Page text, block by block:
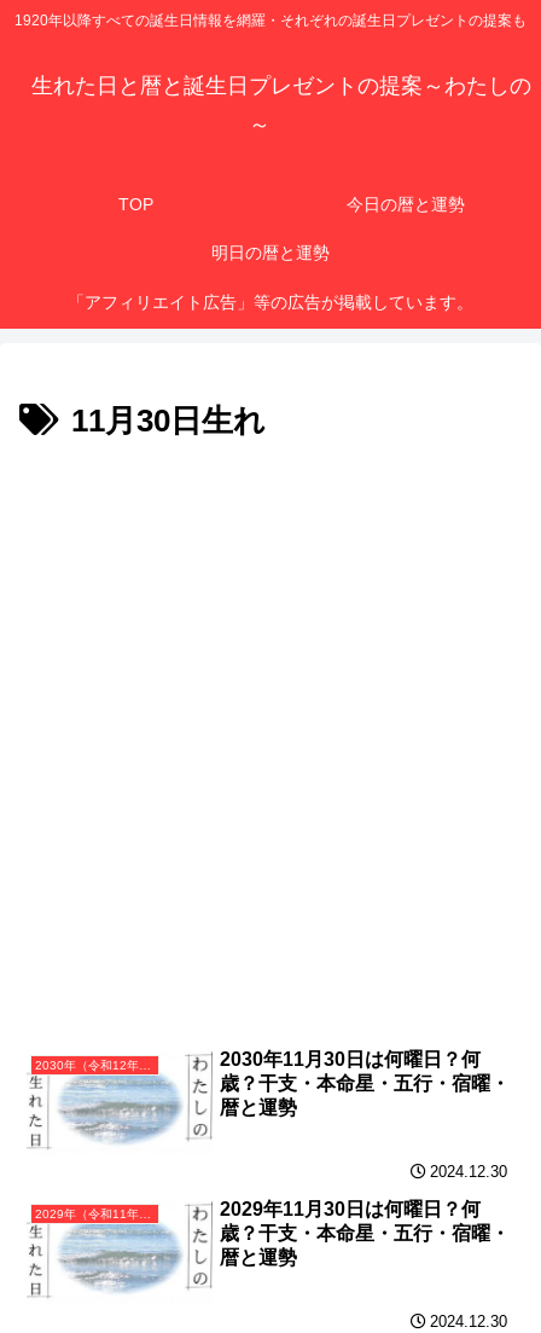
1920年以降すべての誕生日情報を網羅・それぞれの誕生日プレゼントの提案も
生れた日と暦と誕生日プレゼントの提案～わたしの
～
TOP 今日の暦と運勢
明日の暦と運勢
「アフィリエイト広告」等の広告が掲載しています。
11月30日生れ
2030年（令和12年）庚戌（かのえいぬ）・戌年（いぬ年）カレンダー（月曜はじまり）
2030年11月30日は何曜日？何
歳？干支・本命星・五行・宿曜・
暦と運勢
2024.12.30
2029年（令和11年）己酉（つちのととり）・酉年（とり年）カレンダー（月曜はじまり）
2029年11月30日は何曜日？何
歳？干支・本命星・五行・宿曜・
暦と運勢
2024.12.30